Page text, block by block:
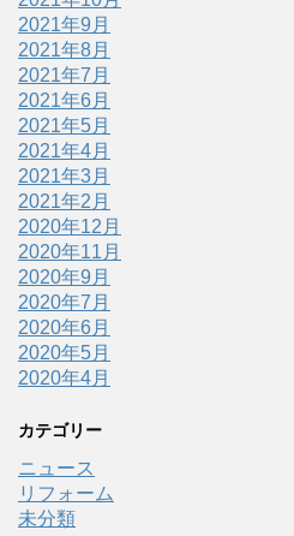
2021年9月
2021年8月
2021年7月
2021年6月
2021年5月
2021年4月
2021年3月
2021年2月
2020年12月
2020年11月
2020年9月
2020年7月
2020年6月
2020年5月
2020年4月
カテゴリー
ニュース
リフォーム
未分類